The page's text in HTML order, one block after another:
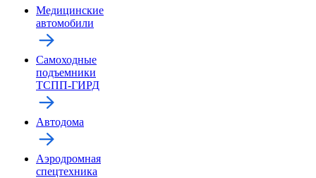
Медицинские
автомобили
Самоходные
подъемники
ТСПП-ГИРД
Автодома
Аэродромная
спецтехника